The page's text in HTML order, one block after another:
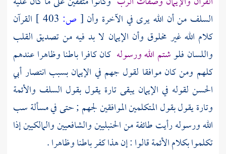
السلف من أن الله يرى في الآخرة وأن [ ص:
القرآن
كلام الله غير مخلوق وأن الإيمان لا بد فيه من تصديق القلب
واللسان فلوشتم الله ورسوله كان كافرا باطنا وظاهرا عندهم
كلهم ومن كان موافقا لقول جهم في الإيمان بسبب انتصارأبي
الحسن لقوله في الإيمان يبقى تارة يقول بقول السلف والأئمة
وتارة يقول بقول المتكلمين الموافقينلجهم; حتى في مسألة سب
الله ورسوله رأيت طائفة منالحنبليينوالشافعيينوالمالكيينإذا
تكلموا بكلام الأئمة قالوا : إن هذا كفر باطنا وظاهرا .